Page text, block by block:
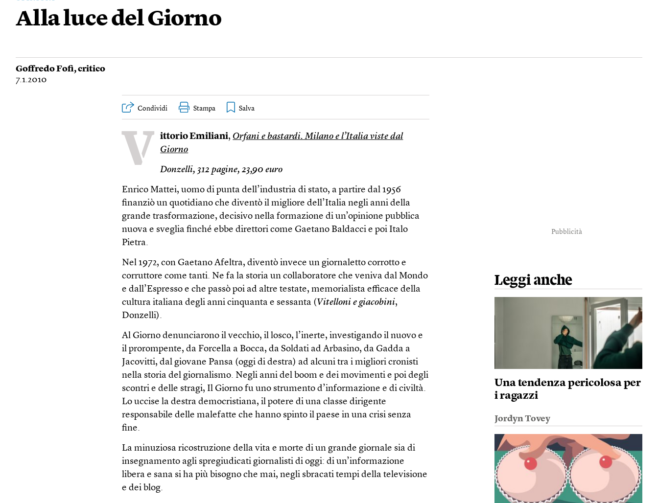
Alla luce del Giorno
Goffredo Fofi, critico
7.1.2010
Condividi Stampa
V ittorio Emiliani, Orfani e bastardi. Milano e l’Italia viste dal
Giorno
Donzelli, 312 pagine, 23,90 euro
Enrico Mattei, uomo di punta dell’industria di stato, a partire dal 1956
finanziò un quotidiano che diventò il migliore dell’Italia negli anni della
grande trasformazione, decisivo nella formazione di un’opinione pubblica
nuova e sveglia finché ebbe direttori come Gaetano Baldacci e poi Italo
Pietra.
Nel 1972, con Gaetano Afeltra, diventò invece un giornaletto corrotto e
corruttore come tanti. Ne fa la storia un collaboratore che veniva dal Mondo
e dall’Espresso e che passò poi ad altre testate, memorialista efficace della
cultura italiana degli anni cinquanta e sessanta ( Vitelloni e giacobini,
Donzelli).
Al Giorno denunciarono il vecchio, il losco, l’inerte, investigando il nuovo e
il prorompente, da Forcella a Bocca, da Soldati ad Arbasino, da Gadda a
Jacovitti, dal giovane Pansa (oggi di destra) ad alcuni tra i migliori cronisti
nella storia del giornalismo. Negli anni del boom e dei movimenti e poi degli
scontri e delle stragi, Il Giorno fu uno strumento d’informazione e di civiltà.
Lo uccise la destra democristiana, il potere di una classe dirigente
responsabile delle malefatte che hanno spinto il paese in una crisi senza
fine.
La minuziosa ricostruzione della vita e morte di un grande giornale sia di
insegnamento agli spregiudicati giornalisti di oggi: di un’informazione
libera e sana si ha più bisogno che mai, negli sbracati tempi della televisione
e dei blog.
Pubblicità
Leggi anche
Una tendenza pericolosa per
i ragazzi
Jordyn Tovey